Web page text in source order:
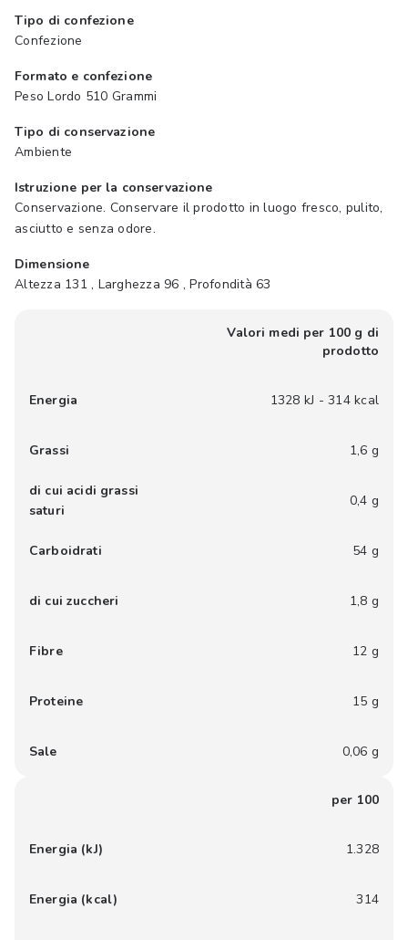
Tipo di confezione
Confezione
Formato e confezione
Peso Lordo 510 Grammi
Tipo di conservazione
Ambiente
Istruzione per la conservazione
Conservazione. Conservare il prodotto in luogo fresco, pulito,
asciutto e senza odore.
Dimensione
Altezza 131 , Larghezza 96 , Profondità 63
Valori medi per 100 g di
prodotto
Energia 1328 kJ - 314 kcal
Grassi 1,6 g
di cui acidi grassi
saturi
0,4 g
Carboidrati 54 g
di cui zuccheri 1,8 g
Fibre 12 g
Proteine 15 g
Sale 0,06 g
per 100
Energia (kJ) 1.328
Energia (kcal) 314